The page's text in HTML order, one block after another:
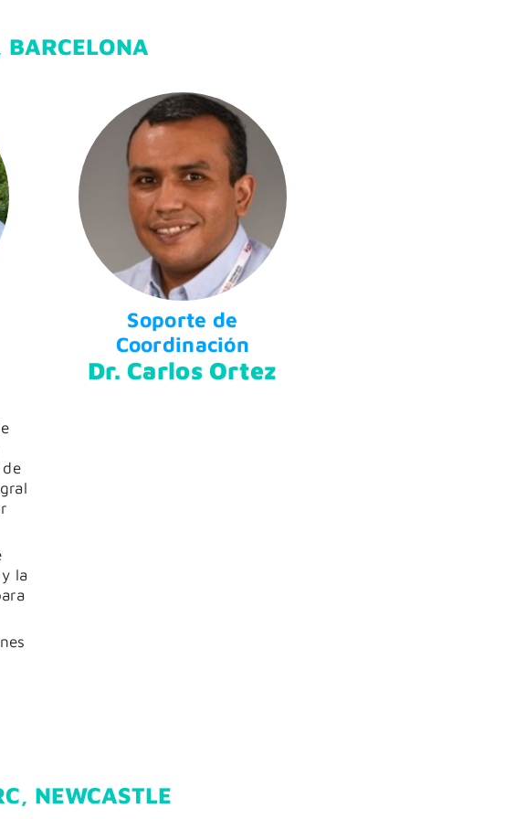
BARCELONA
la
Soporte de
Coordinación
Dr. Carlos Ortez
NEWCASTLE